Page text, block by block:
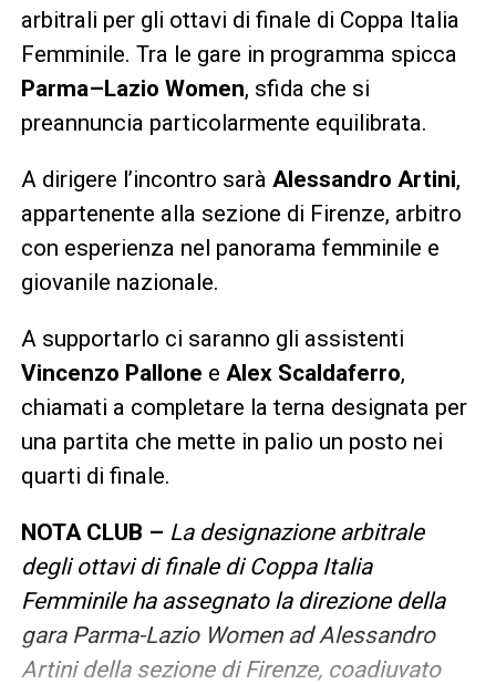
arbitrali per gli ottavi di finale di Coppa Italia
Femminile. Tra le gare in programma spicca
Parma–Lazio Women, sfida che si
preannuncia particolarmente equilibrata.
A dirigere l’incontro sarà Alessandro Artini,
appartenente alla sezione di Firenze, arbitro
con esperienza nel panorama femminile e
giovanile nazionale.
A supportarlo ci saranno gli assistenti
Vincenzo Pallone e Alex Scaldaferro,
chiamati a completare la terna designata per
una partita che mette in palio un posto nei
quarti di finale.
NOTA CLUB – La designazione arbitrale
degli ottavi di finale di Coppa Italia
Femminile ha assegnato la direzione della
gara Parma-Lazio Women ad Alessandro
Artini della sezione di Firenze, coadiuvato